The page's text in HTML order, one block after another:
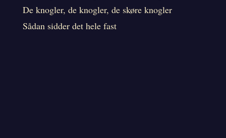
De knogler, de knogler, de skøre knogler
Sådan sidder det hele fast